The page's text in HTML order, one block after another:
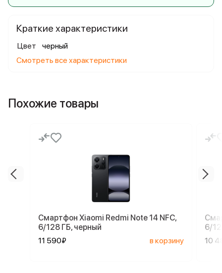
Краткие характеристики
Цвет
черный
Смотреть все характеристики
Похожие товары
Смартфон Xiaomi Redmi Note 14 NFC,
6/128 ГБ, черный
11 590₽
в корзину
6/
10